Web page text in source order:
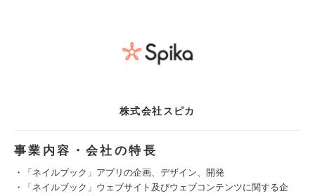
株式会社スピカ
事業内容・会社の特長
・「ネイルブック」アプリの企画、デザイン、開発
・「ネイルブック」ウェブサイト及びウェブコンテンツに関する企